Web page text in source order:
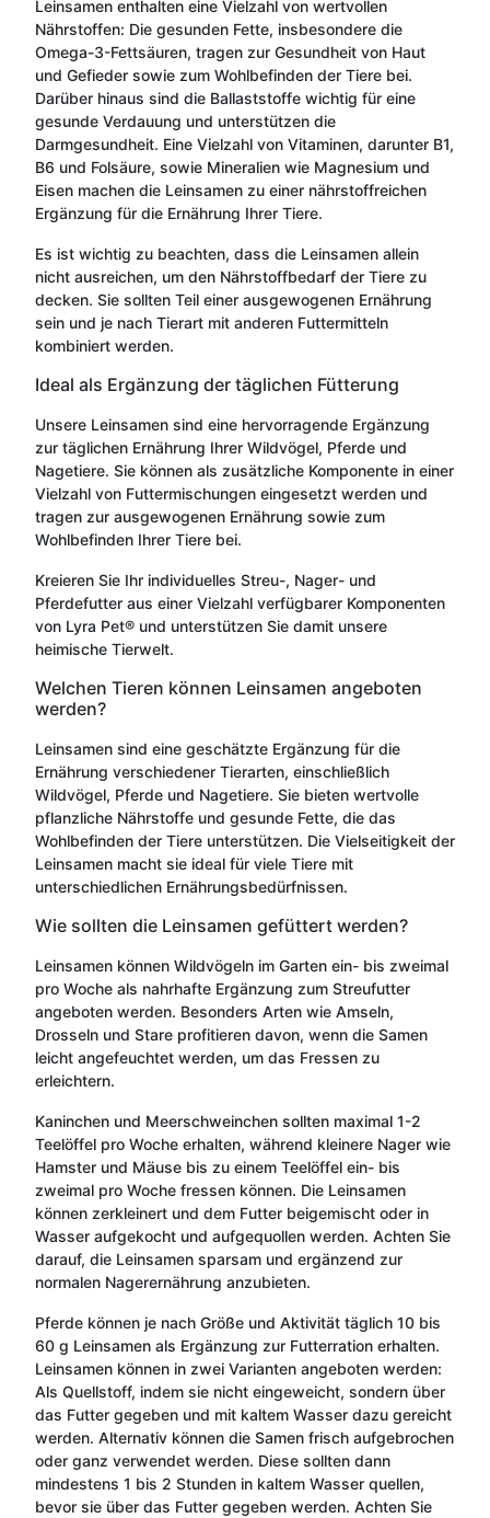
Leinsamen enthalten eine Vielzahl von wertvollen
Nährstoffen: Die gesunden Fette, insbesondere die
Omega-3-Fettsäuren, tragen zur Gesundheit von Haut
und Gefieder sowie zum Wohlbefinden der Tiere bei.
Darüber hinaus sind die Ballaststoffe wichtig für eine
gesunde Verdauung und unterstützen die
Darmgesundheit. Eine Vielzahl von Vitaminen, darunter B1,
B6 und Folsäure, sowie Mineralien wie Magnesium und
Eisen machen die Leinsamen zu einer nährstoffreichen
Ergänzung für die Ernährung Ihrer Tiere.
Es ist wichtig zu beachten, dass die Leinsamen allein
nicht ausreichen, um den Nährstoffbedarf der Tiere zu
decken. Sie sollten Teil einer ausgewogenen Ernährung
sein und je nach Tierart mit anderen Futtermitteln
kombiniert werden.
Ideal als Ergänzung der täglichen Fütterung
Unsere Leinsamen sind eine hervorragende Ergänzung
zur täglichen Ernährung Ihrer Wildvögel, Pferde und
Nagetiere. Sie können als zusätzliche Komponente in einer
Vielzahl von Futtermischungen eingesetzt werden und
tragen zur ausgewogenen Ernährung sowie zum
Wohlbefinden Ihrer Tiere bei.
Kreieren Sie Ihr individuelles Streu-, Nager- und
Pferdefutter aus einer Vielzahl verfügbarer Komponenten
von Lyra Pet® und unterstützen Sie damit unsere
heimische Tierwelt.
Welchen Tieren können Leinsamen angeboten
werden?
Leinsamen sind eine geschätzte Ergänzung für die
Ernährung verschiedener Tierarten, einschließlich
Wildvögel, Pferde und Nagetiere. Sie bieten wertvolle
pflanzliche Nährstoffe und gesunde Fette, die das
Wohlbefinden der Tiere unterstützen. Die Vielseitigkeit der
Leinsamen macht sie ideal für viele Tiere mit
unterschiedlichen Ernährungsbedürfnissen.
Wie sollten die Leinsamen gefüttert werden?
Leinsamen können Wildvögeln im Garten ein- bis zweimal
pro Woche als nahrhafte Ergänzung zum Streufutter
angeboten werden. Besonders Arten wie Amseln,
Drosseln und Stare profitieren davon, wenn die Samen
leicht angefeuchtet werden, um das Fressen zu
erleichtern.
Kaninchen und Meerschweinchen sollten maximal 1-2
Teelöffel pro Woche erhalten, während kleinere Nager wie
Hamster und Mäuse bis zu einem Teelöffel ein- bis
zweimal pro Woche fressen können. Die Leinsamen
können zerkleinert und dem Futter beigemischt oder in
Wasser aufgekocht und aufgequollen werden. Achten Sie
darauf, die Leinsamen sparsam und ergänzend zur
normalen Nagerernährung anzubieten.
Pferde können je nach Größe und Aktivität täglich 10 bis
60 g Leinsamen als Ergänzung zur Futterration erhalten.
Leinsamen können in zwei Varianten angeboten werden:
Als Quellstoff, indem sie nicht eingeweicht, sondern über
das Futter gegeben und mit kaltem Wasser dazu gereicht
werden. Alternativ können die Samen frisch aufgebrochen
oder ganz verwendet werden. Diese sollten dann
mindestens 1 bis 2 Stunden in kaltem Wasser quellen,
bevor sie über das Futter gegeben werden. Achten Sie